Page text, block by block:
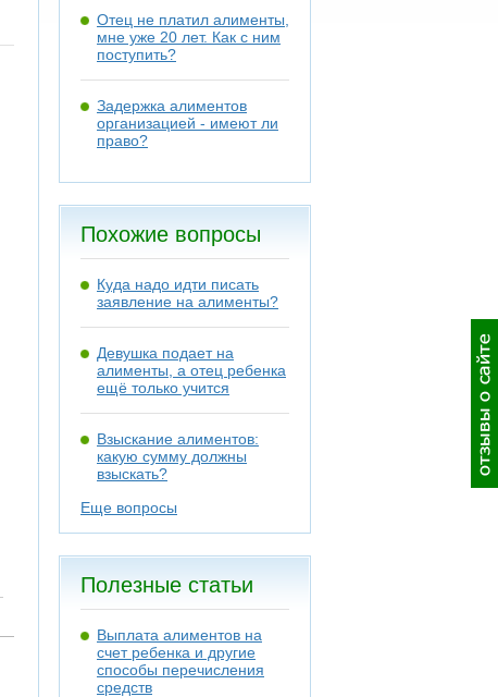
Отец не платил алименты,
мне уже 20 лет. Как с ним
поступить?
Задержка алиментов
организацией - имеют ли
право?
Похожие вопросы
Куда надо идти писать
заявление на алименты?
Девушка подает на
алименты, а отец ребенка
ещё только учится
Взыскание алиментов:
какую сумму должны
взыскать?
Еще вопросы
Полезные статьи
Выплата алиментов на
счет ребенка и другие
способы перечисления
средств